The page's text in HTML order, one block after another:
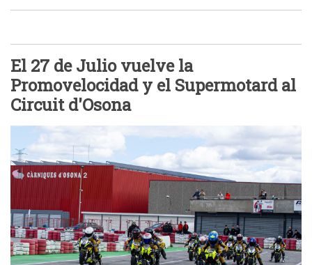
El 27 de Julio vuelve la
Promovelocidad y el Supermotard al
Circuit d'Osona